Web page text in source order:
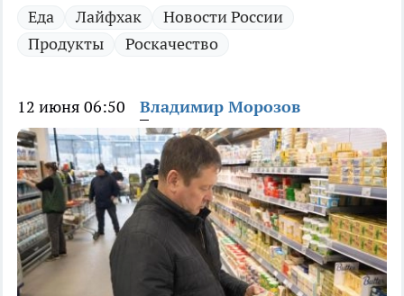
Еда Лайфхак
Новости России
Продукты
Роскачество
12 июня 06:50 Владимир Морозов